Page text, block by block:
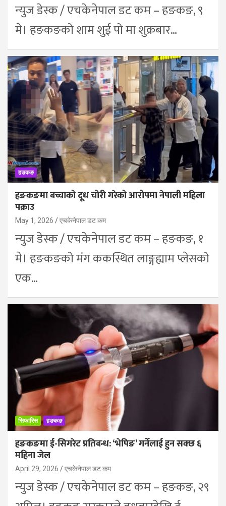
न्युज डेस्क / एचकेनेपाल डट कम – हङकङ, ९
मे। हङकङको शाम शुई पो मा शुक्रबार…
हङकङ
हङकङमा बच्चाको दूध चोरी गरेको आरोपमा नेपाली महिला
पक्राउ
May 1, 2026 एचकेनेपाल डट कम
न्युज डेस्क / एचकेनेपाल डट कम – हङकङ, १
मे। हङकङको मंग ककस्थित लाङ्गह्याम प्लेसको
एक…
सिफारिस हङकङ
हङकङमा ई-सिगरेट प्रतिबन्ध: ‘भेपिङ’ गर्नेलाई हुन सक्छ ६
महिना जेल
April 29, 2026 एचकेनेपाल डट कम
न्युज डेस्क / एचकेनेपाल डट कम – हङकङ, २९